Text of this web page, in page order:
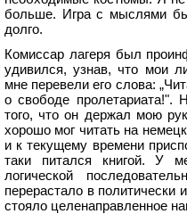
больше. Игра с мыслями
долго.
Комиссар лагеря был
удивился, узнав, что мои
мне перевели его слова:
о свободе пролетариата!".
того, что он держал мою
хорошо мог читать на
и к текущему времени
таки питался книгой. У
логической
перерастало в политически
стояло целенаправленное